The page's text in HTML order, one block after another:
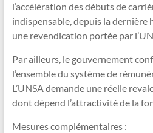
l’accélération des débuts de
indispensable, depuis la dernière
une revendication portée par
Par ailleurs, le gouvernement
l’ensemble du système de
L’UNSA demande une réelle
dont dépend l’attractivité de la
Mesures complémentaires :